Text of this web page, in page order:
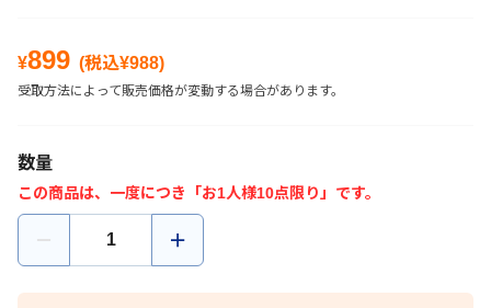
¥899 (税込¥988)
受取方法によって販売価格が変動する場合があります。
数量
この商品は、一度につき「お1人様10点限り」です。